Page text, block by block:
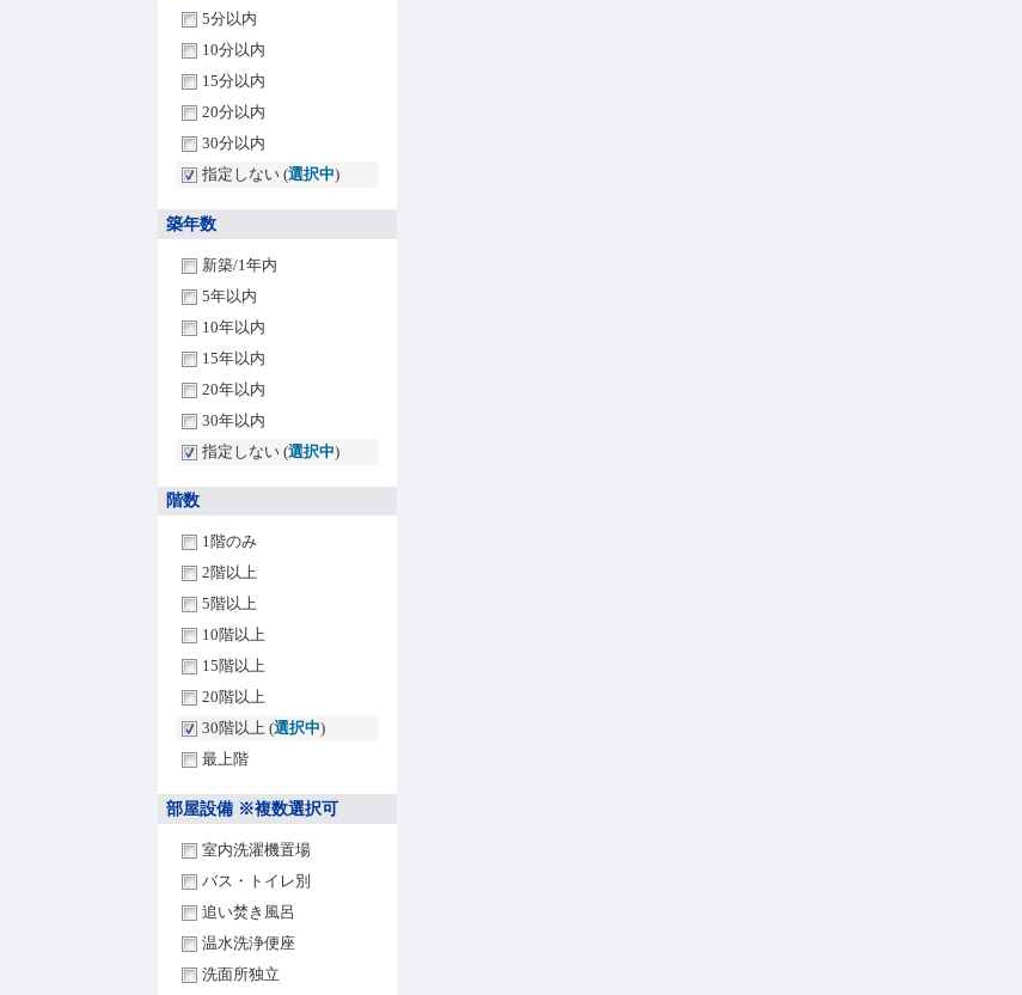
5分以内
10分以内
15分以内
20分以内
30分以内
指定しない (選択中)
築年数
新築/1年内
5年以内
10年以内
15年以内
20年以内
30年以内
指定しない (選択中)
階数
1階のみ
2階以上
5階以上
10階以上
15階以上
20階以上
30階以上 (選択中)
最上階
部屋設備 ※複数選択可
室内洗濯機置場
バス・トイレ別
追い焚き風呂
温水洗浄便座
洗面所独立